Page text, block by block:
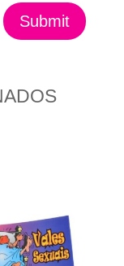
Submit